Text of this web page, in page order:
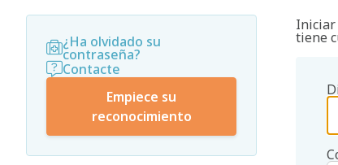
¿Ha olvidado su
contraseña?
Contacte
Empiece su
reconocimiento
Iniciar
tiene